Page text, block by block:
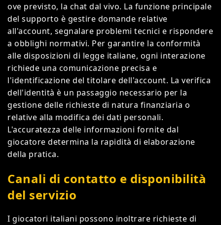
ove previsto, la chat dal vivo. La funzione principale
del supporto è gestire domande relative
all'account, segnalare problemi tecnici e rispondere
a obblighi normativi. Per garantire la conformità
alle disposizioni di legge italiane, ogni interazione
richiede una comunicazione precisa e
l'identificazione del titolare dell'account. La verifica
dell'identità è un passaggio necessario per la
gestione delle richieste di natura finanziaria o
relative alla modifica dei dati personali.
L'accuratezza delle informazioni fornite dal
giocatore determina la rapidità di elaborazione
della pratica.
Canali di contatto e disponibilità
del servizio
I giocatori italiani possono inoltrare richieste di